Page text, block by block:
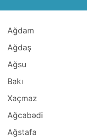
Ağdam
Ağdaş
Ağsu
Bakı
Xaçmaz
Ağcabədi
Ağstafa